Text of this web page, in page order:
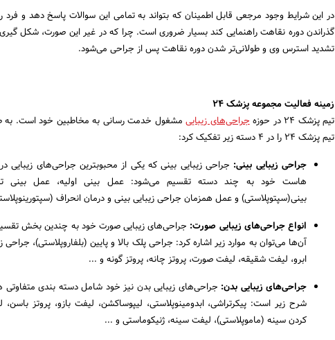
در این شرایط وجود مرجعی قابل اطمینان که بتواند به تمامی این سوالات پاسخ دهد و فرد
گذراندن دوره نقاهت راهنمایی کند بسیار ضروری است. چرا که در غیر این صورت، شکل
تشدید استرس وی و طولانی‌تر شدن دوره نقاهت پس از جراحی می‌شود.
زمینه فعالیت مجموعه پزشک 24
تیم پزشک 24 در حوزه
جراحی‌های زیباییمشغول خدمت رسانی به مخاطبین خود است. به
تیم پزشک 24 را در 4 دسته زیر تفکیک کرد:
جراحی زیبایی بینی: جراحی زیبایی بینی که یکی از محبوبترین جراحی‌های
هاست خود به چند دسته تقسیم می‌شود: عمل بینی اولیه، عمل بینی
بینی(سپتوپلاستی) و عمل همزمان جراحی زیبایی بینی و درمان انحراف
انواع جراحی‌های زیبایی صورت: جراحی‌های زیبایی صورت خود به چندین بخش
آن‌ها می‌توان به موارد زیر اشاره کرد: جراحی پلک بالا و پایین (بلفاروپلاستی)،
ابرو، لیفت شقیقه، لیفت صورت، پروتز چانه، پروتز گونه و ...
جراحی‌های زیبایی بدن: جراحی‌های زیبایی بدن نیز خود شامل دسته بندی متفاوتی
شرح زیر است: پیکرتراشی، ابدومینوپلاستی، لیپوساکشن، لیفت بازو، پروتز
کردن سینه (ماموپلاستی)، لیفت سینه، ژنیکوماستی و ...